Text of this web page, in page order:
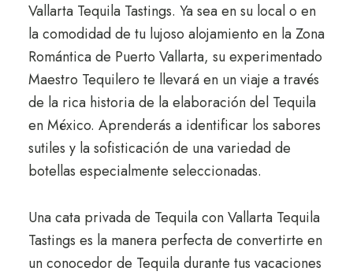
Vallarta Tequila Tastings. Ya sea en su local o en
la comodidad de tu lujoso alojamiento en la Zona
Romántica de Puerto Vallarta, su experimentado
Maestro Tequilero te llevará en un viaje a través
de la rica historia de la elaboración del Tequila
en México. Aprenderás a identificar los sabores
sutiles y la sofisticación de una variedad de
botellas especialmente seleccionadas.
Una cata privada de Tequila con Vallarta Tequila
Tastings es la manera perfecta de convertirte en
un conocedor de Tequila durante tus vacaciones